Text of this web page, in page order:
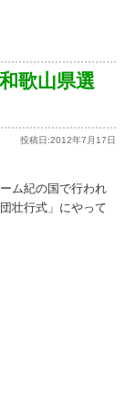
歌山県選
投稿日:2012年7月17日
ム紀の国で行われ
壮行式」にやって